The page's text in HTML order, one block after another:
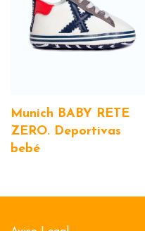
Munich BABY RETE
ZERO. Deportivas
bebé